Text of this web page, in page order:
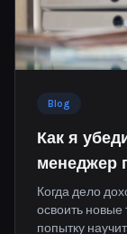
Blog
Как я
менеджер
выбрали
Когда дело
освоить новые
попытку